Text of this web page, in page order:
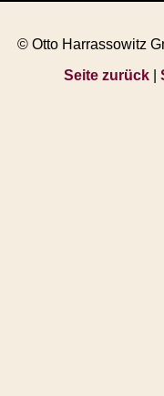
© Otto Harrassowitz
Seite zurück|